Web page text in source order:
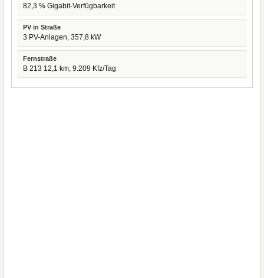
82,3 % Gigabit-Verfügbarkeit
PV in Straße
3 PV-Anlagen, 357,8 kW
Fernstraße
B 213 12,1 km, 9.209 Kfz/Tag